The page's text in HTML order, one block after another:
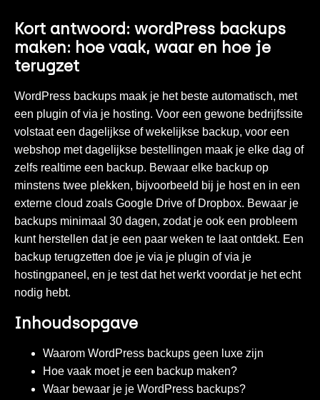
Kort antwoord: wordPress backups
maken: hoe vaak, waar en hoe je
terugzet
WordPress backups maak je het beste automatisch, met
een plugin of via je hosting. Voor een gewone bedrijfssite
volstaat een dagelijkse of wekelijkse backup, voor een
webshop met dagelijkse bestellingen maak je elke dag of
zelfs realtime een backup. Bewaar elke backup op
minstens twee plekken, bijvoorbeeld bij je host en in een
externe cloud zoals Google Drive of Dropbox. Bewaar je
backups minimaal 30 dagen, zodat je ook een probleem
kunt herstellen dat je een paar weken te laat ontdekt. Een
backup terugzetten doe je via je plugin of via je
hostingpaneel, en je test dat het werkt voordat je het echt
nodig hebt.
Inhoudsopgave
Waarom WordPress backups geen luxe zijn
Hoe vaak moet je een backup maken?
Waar bewaar je je WordPress backups?